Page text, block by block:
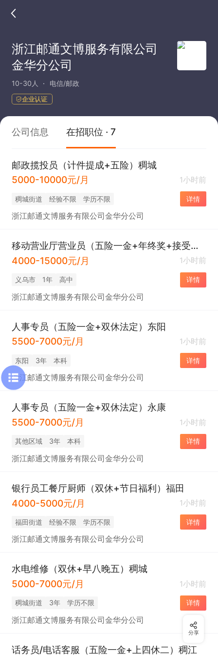
浙江邮通文博服务有限公司
金华分公司
10-30人 电信/邮政
企业认证
公司信息 在招职位 · 7
邮政揽投员（计件提成+五险）稠城
5000-10000元/月
1小时前
稠城街道 经验不限 学历不限 详情
浙江邮通文博服务有限公司金华分公司
移动营业厅营业员（五险一金+年终奖+接受新手）就近分配
4000-15000元/月
1小时前
义乌市 1年 高中 详情
浙江邮通文博服务有限公司金华分公司
人事专员（五险一金+双休法定）东阳
5500-7000元/月
1小时前
东阳 3年 本科 详情
浙江邮通文博服务有限公司金华分公司
人事专员（五险一金+双休法定）永康
5500-7000元/月
1小时前
其他区域 3年 本科 详情
浙江邮通文博服务有限公司金华分公司
银行员工餐厅厨师（双休+节日福利）福田
4000-5000元/月
1小时前
福田街道 经验不限 学历不限 详情
浙江邮通文博服务有限公司金华分公司
水电维修（双休+早八晚五）稠城
5000-7000元/月
1小时前
稠城街道 3年 学历不限 详情
浙江邮通文博服务有限公司金华分公司
话务员/电话客服（五险一金+上四休二）稠江
分享